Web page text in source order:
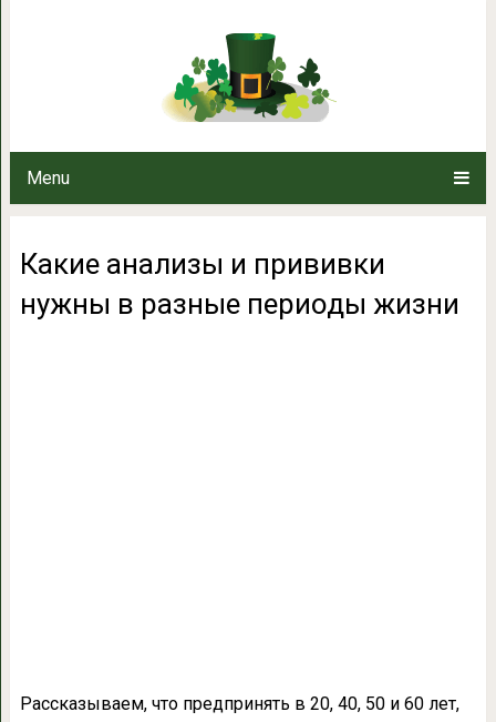
Menu
Какие анализы и прививки
Какие анализы и прививки
нужны в разные периоды жизни
Рассказываем, что предпринять в 20, 40, 50 и 60 лет,